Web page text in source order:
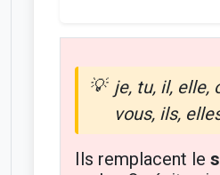
je, tu, il, elle,
vous, ils,
Ils remplacent le